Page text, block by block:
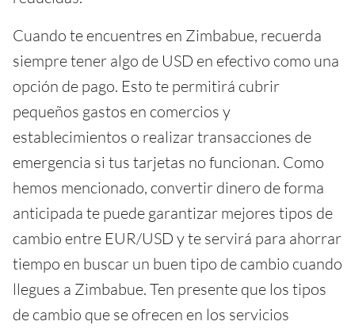
Cuando te encuentres en Zimbabue, recuerda
siempre tener algo de USD en efectivo como una
opción de pago. Esto te permitirá cubrir
pequeños gastos en comercios y
establecimientos o realizar transacciones de
emergencia si tus tarjetas no funcionan. Como
hemos mencionado, convertir dinero de forma
anticipada te puede garantizar mejores tipos de
cambio entre EUR/USD y te servirá para ahorrar
tiempo en buscar un buen tipo de cambio cuando
llegues a Zimbabue. Ten presente que los tipos
de cambio que se ofrecen en los servicios